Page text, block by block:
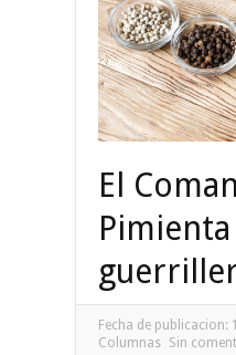
El
Pimienta
Fecha de publicacion:
Columnas Sin